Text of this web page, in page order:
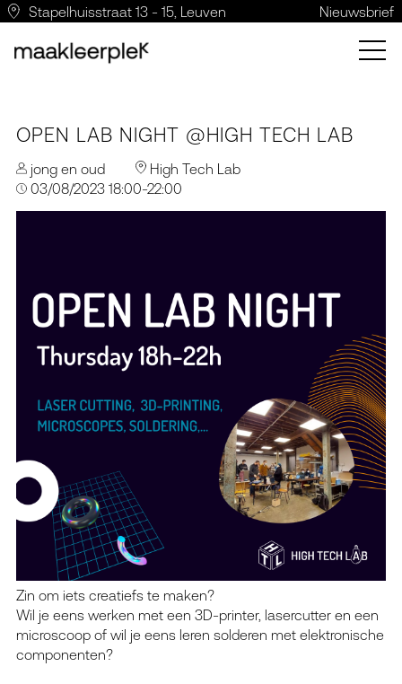
Stapelhuisstraat 13 - 15, Leuven Nieuwsbrief
OPEN LAB NIGHT @HIGH TECH LAB
jong en oud
High Tech Lab
03/08/2023 18:00-22:00
Zin om iets creatiefs te maken?
Wil je eens werken met een 3D-printer, lasercutter en een
microscoop of wil je eens leren solderen met elektronische
componenten?